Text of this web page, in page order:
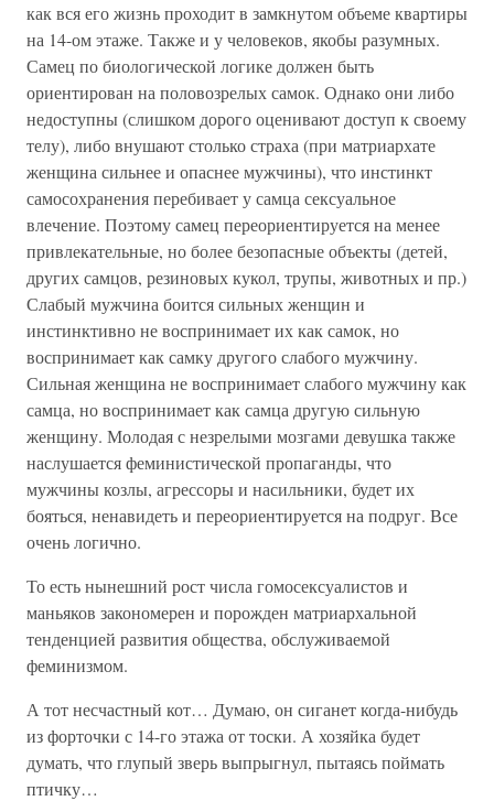
как вся его жизнь проходит в замкнутом объеме квартиры
на 14-ом этаже. Также и у человеков, якобы разумных.
Самец по биологической логике должен быть
ориентирован на половозрелых самок. Однако они либо
недоступны (слишком дорого оценивают доступ к своему
телу), либо внушают столько страха (при матриархате
женщина сильнее и опаснее мужчины), что инстинкт
самосохранения перебивает у самца сексуальное
влечение. Поэтому самец переориентируется на менее
привлекательные, но более безопасные объекты (детей,
других самцов, резиновых кукол, трупы, животных и пр.)
Слабый мужчина боится сильных женщин и
инстинктивно не воспринимает их как самок, но
воспринимает как самку другого слабого мужчину.
Сильная женщина не воспринимает слабого мужчину как
самца, но воспринимает как самца другую сильную
женщину. Молодая с незрелыми мозгами девушка также
наслушается феминистической пропаганды, что
мужчины козлы, агрессоры и насильники, будет их
бояться, ненавидеть и переориентируется на подруг. Все
очень логично.
То есть нынешний рост числа гомосексуалистов и
маньяков закономерен и порожден матриархальной
тенденцией развития общества, обслуживаемой
феминизмом.
А тот несчастный кот… Думаю, он сиганет когда-нибудь
из форточки с 14-го этажа от тоски. А хозяйка будет
думать, что глупый зверь выпрыгнул, пытаясь поймать
птичку…